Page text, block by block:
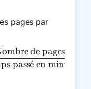
pages par
par heure}
passe
ˊ en minutes
de pages lues